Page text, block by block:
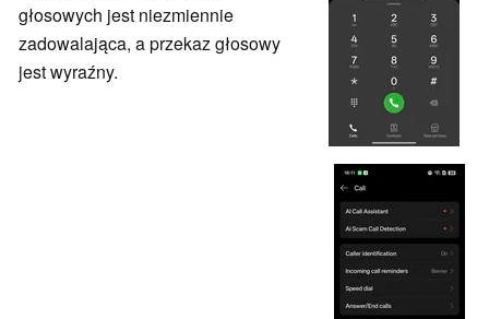
głosowych jest niezmiennie
zadowalająca, a przekaz głosowy
jest wyraźny.